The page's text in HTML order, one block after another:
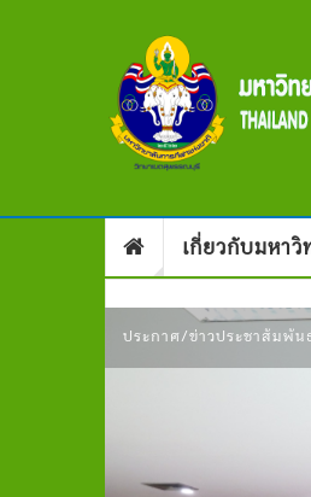
เกี่ยวกับมหา
ประกาศ/ข่าวประชาสัมพัน